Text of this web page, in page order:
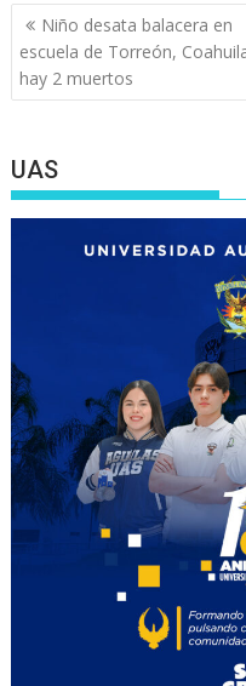
Navegación
de
entradas
Niño desata balacera en
escuela de Torreón,
hay 2 muertos
UAS